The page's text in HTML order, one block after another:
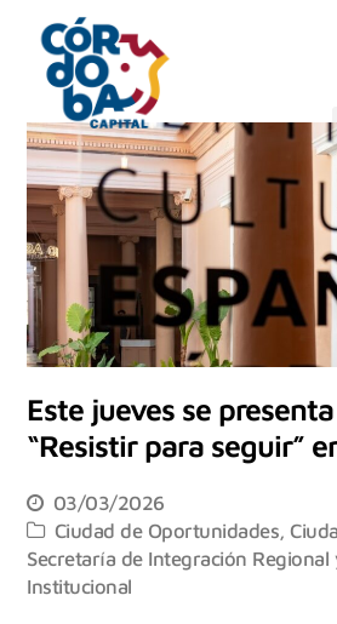
Este jueves se
“Resistir para seguir”
03/03/2026
Ciudad de Oportunidades ,
Secretaría de Integración Regional
Institucional